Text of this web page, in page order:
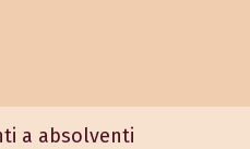
a absolventi